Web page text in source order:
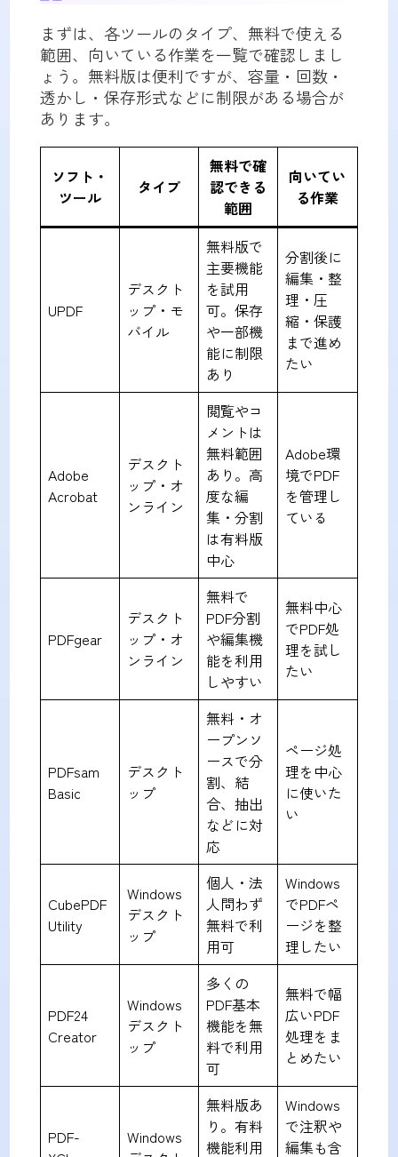
まずは、各ツールのタイプ、無料で使える
範囲、向いている作業を一覧で確認しまし
ょう。無料版は便利ですが、容量・回数・
透かし・保存形式などに制限がある場合が
あります。
ソフト・
ツール
タイプ
無料で確
認できる
範囲
向いてい
る作業
UPDF
デスクト
ップ・モ
バイル
無料版で
主要機能
を試用
可。保存
や一部機
能に制限
あり
分割後に
編集・整
理・圧
縮・保護
まで進め
たい
Adobe
Acrobat
デスクト
ップ・オ
ンライン
閲覧やコ
メントは
無料範囲
あり。高
度な編
集・分割
は有料版
中心
Adobe環
境でPDF
を管理し
ている
PDFgear
デスクト
ップ・オ
ンライン
無料で
PDF分割
や編集機
能を利用
しやすい
無料中心
でPDF処
理を試し
たい
PDFsam
Basic
デスクト
ップ
無料・オ
ープンソ
ースで分
割、結
合、抽出
などに対
応
ページ処
理を中心
に使いた
い
CubePDF
Utility
Windows
デスクト
ップ
個人・法
人問わず
無料で利
用可
Windows
でPDFペ
ージを整
理したい
PDF24
Creator
Windows
デスクト
ップ
多くの
PDF基本
機能を無
料で利用
可
無料で幅
広いPDF
処理をま
とめたい
PDF-
Windows
無料版あ
り。有料
機能利用
Windows
で注釈や
編集も含